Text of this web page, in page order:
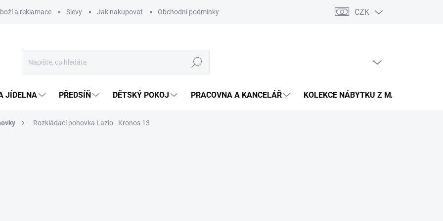
a reklamace Slevy Jak nakupovat Obchodní podmínky Podmínky ochrany osobních údajů Pojištění zásilky
CZK
Hledat
JÍDELNA PŘEDSÍŇ DĚTSKÝ POKOJ PRACOVNA A KANCELÁŘ KOLEKCE NÁBYTKU Z MASIVU
Rozkládací pohovka Lazio - Kronos 13